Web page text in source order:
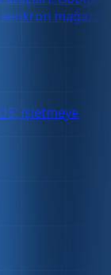
işletmeye